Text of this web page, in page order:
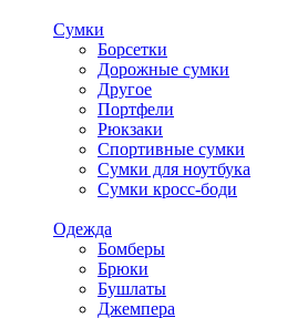
Сумки
Борсетки
Дорожные сумки
Другое
Портфели
Рюкзаки
Спортивные сумки
Сумки для ноутбука
Сумки кросс-боди
Одежда
Бомберы
Брюки
Бушлаты
Джемпера